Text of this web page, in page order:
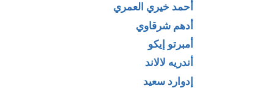
أحمد خيري العمري
أدهم شرقاوي
أمبرتو إيكو
أندريه لالاند
إدوارد سعيد